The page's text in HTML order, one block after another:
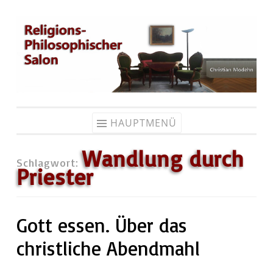
Zum
Inhalt
springen
HAUPTMENÜ
Schlagwort:Wandlung durch
Priester
Gott essen. Über das
christliche Abendmahl